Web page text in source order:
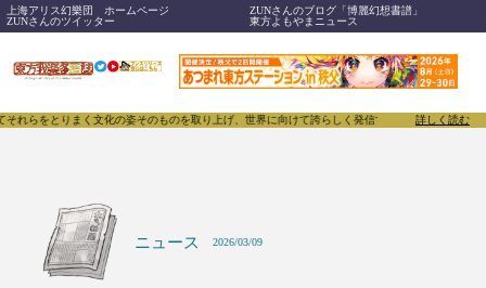
上海アリス幻樂団 ホームページ
ZUNさんのブログ「博麗幻想書譜」
ZUNさんのツイッター
東方よもやまニュース
まく文化の姿そのものを取り上げ、世界に向けて誇らしく発信することで、東方Projectの
詳しく読む
ニュース 2026/03/09